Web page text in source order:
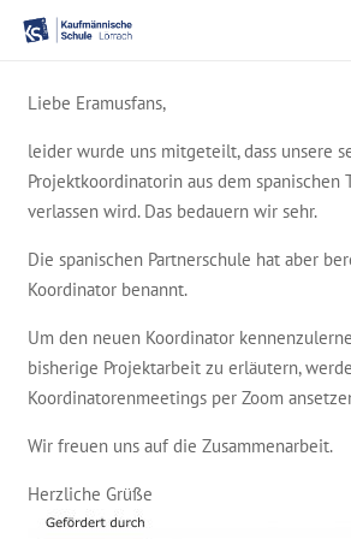
Liebe Eramusfans,
leider wurde uns mitgeteilt, dass unsere
Projektkoordinatorin aus dem spanischen
verlassen wird. Das bedauern wir sehr.
Die spanischen Partnerschule hat aber
Koordinator benannt.
Um den neuen Koordinator
bisherige Projektarbeit zu erläutern,
Koordinatorenmeetings per Zoom
Wir freuen uns auf die Zusammenarbeit.
Herzliche Grüße